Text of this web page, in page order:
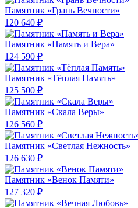
Памятник «Грань Вечности»
120 640 ₽
Памятник «Память и Вера»
124 590 ₽
Памятник «Тёплая Память»
125 500 ₽
Памятник «Скала Веры»
126 560 ₽
Памятник «Светлая Нежность»
126 630 ₽
Памятник «Венок Памяти»
127 320 ₽